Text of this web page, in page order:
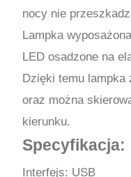
nocy nie
Lampka
LED osadzone na
Dzięki temu
oraz można
kierunku.
Specyfikacja:
Interfejs: USB